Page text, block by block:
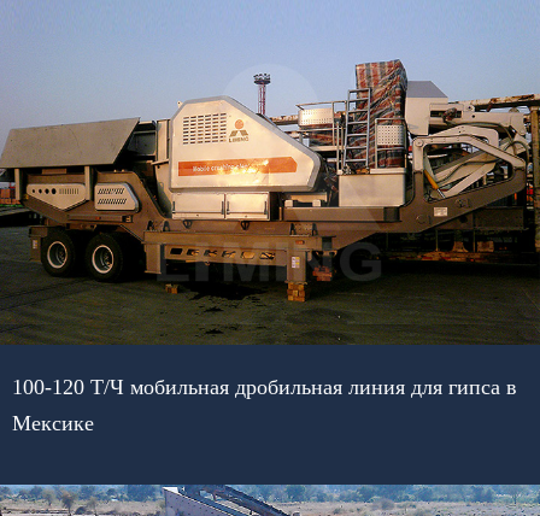
100-120 Т/Ч мобильная дробильная линия для гипса в
Мексике